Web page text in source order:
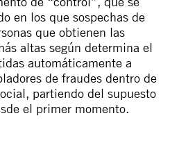
en los que sospechas de
que obtienen las
altas según determina el
automáticamente a
de fraudes dentro de
partiendo del supuesto
el primer momento.